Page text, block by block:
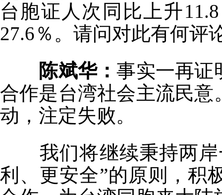
台胞证人次同比上升
27.6％。请问对此有何评
陈斌华：事实一再证
合作是台湾社会主流民
动，注定失败。
我们将继续秉持两岸
利、更安全”的原则，积